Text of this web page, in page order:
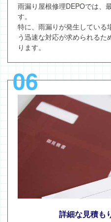
雨漏り屋根修理DEPOでは、
す。
特に、雨漏りが発生している
う迅速な対応が求められる
ります。
06
詳細な見積も